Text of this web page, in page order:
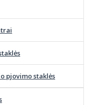
pjovimo staklės